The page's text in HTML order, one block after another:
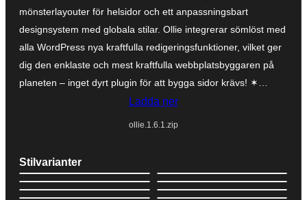
mönsterlayouter för helsidor och ett anpassningsbart
designsystem med globala stilar. Ollie integrerar sömlöst med
alla WordPress nya kraftfulla redigeringsfunktioner, vilket ger
dig den enklaste och mest kraftfulla webbplatsbyggaren på
planeten – inget dyrt plugin för att bygga sidor krävs! ✶…
Ladda ner
ollie.1.6.1.zip
Stilvarianter